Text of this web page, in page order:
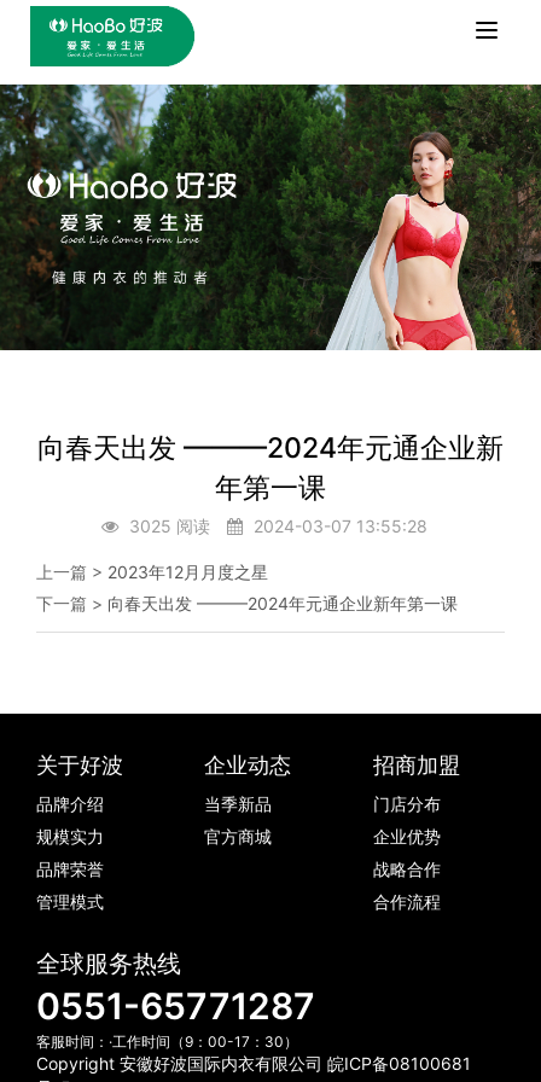
Toggle
向春天出发 ———2024年元通企业新
年第一课
3025 阅读 2024-03-07 13:55:28
上一篇 > 2023年12月月度之星
下一篇 > 向春天出发 ———2024年元通企业新年第一课
关于好波
品牌介绍
规模实力
品牌荣誉
管理模式
企业动态
当季新品
官方商城
招商加盟
门店分布
企业优势
战略合作
合作流程
全球服务热线
0551-65771287
客服时间：·工作时间（9：00-17：30）
Copyright 安徽好波国际内衣有限公司 皖ICP备08100681